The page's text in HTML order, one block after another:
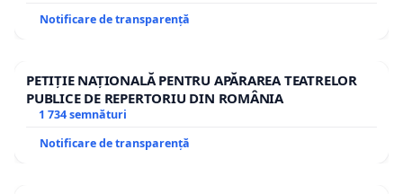
Notificare de transparență
PETIȚIE NAȚIONALĂ PENTRU APĂRAREA TEATRELOR
PUBLICE DE REPERTORIU DIN ROMÂNIA
1 734 semnături
Notificare de transparență